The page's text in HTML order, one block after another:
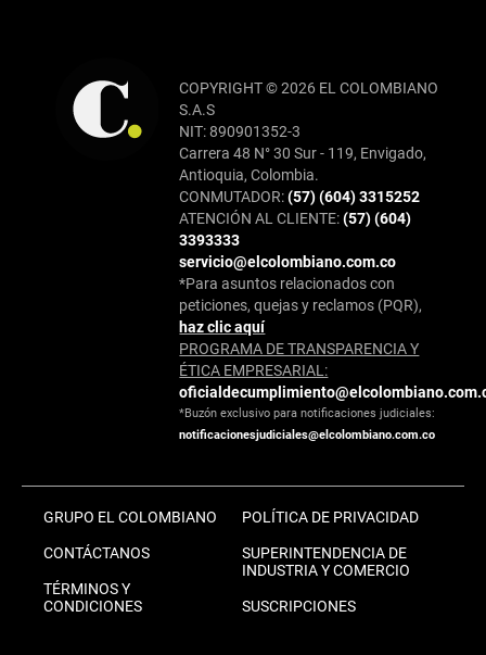
COPYRIGHT © 2026 EL COLOMBIANO
S.A.S
NIT: 890901352-3
Carrera 48 N° 30 Sur - 119, Envigado,
Antioquia, Colombia.
CONMUTADOR:(57) (604) 3315252
ATENCIÓN AL CLIENTE:(57) (604)
3393333
servicio@elcolombiano.com.co
*Para asuntos relacionados con
peticiones, quejas y reclamos (PQR),
haz clic aquí
PROGRAMA DE TRANSPARENCIA Y
ÉTICA EMPRESARIAL:
*Buzón exclusivo para notificaciones judiciales:
notificacionesjudiciales@elcolombiano.com.co
GRUPO EL COLOMBIANO
CONTÁCTANOS
TÉRMINOS Y
CONDICIONES
POLÍTICA DE PRIVACIDAD
SUPERINTENDENCIA DE
INDUSTRIA Y COMERCIO
SUSCRIPCIONES